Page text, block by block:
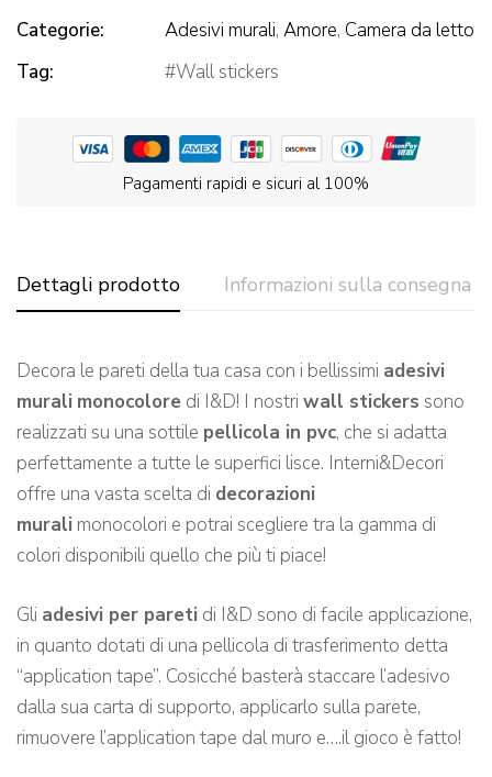
Categorie:
Adesivi murali, Amore, Camera da letto
Tag:
Wall stickers
Pagamenti rapidi e sicuri al 100%
Dettagli prodotto Informazioni sulla consegna
Decora le pareti della tua casa con i bellissimi adesivi
murali monocolore di I&D! I nostri wall stickers sono
realizzati su una sottile pellicola in pvc, che si adatta
perfettamente a tutte le superfici lisce. Interni&Decori
offre una vasta scelta di decorazioni
murali monocolori e potrai scegliere tra la gamma di
colori disponibili quello che più ti piace!
Gli adesivi per pareti di I&D sono di facile applicazione,
in quanto dotati di una pellicola di trasferimento detta
“application tape”. Cosicché basterà staccare l’adesivo
dalla sua carta di supporto, applicarlo sulla parete,
rimuovere l’application tape dal muro e….il gioco è fatto!